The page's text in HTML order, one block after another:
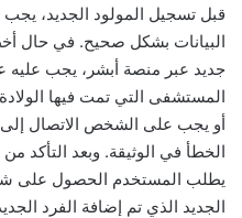
قبل تسجيل المولود الجديد،
البيانات بشكل صحيح. في حال
جديد عبر منصة أبشر، يجب
المستشفى التي تمت فيها
أو يجب على الشخص الاتصال إلى
الخطأ في الوثيقة. وبعد التأكد
يطلب المستخدم الحصول على
الجديد الذي تم إضافة الفرد